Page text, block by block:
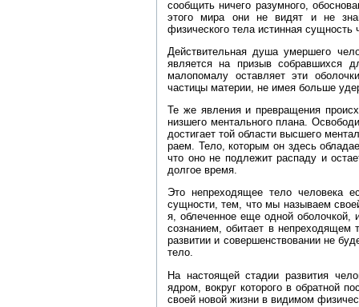
сообщить ничего разумного,
этого мира они не видят и не
физического тела истинная сущность
Действительная душа умершего
является на призыв собравшихся
малопомалу оставляет эти
частицы материи, не имея больше
Те же явления и превращения
низшего ментального плана.
достигает той области высшего
раем. Тело, которым он здесь
что оно не подлежит распаду и
долгое время.
Это непреходящее тело человека
сущности, тем, что мы называем
я, облеченное еще одной оболочкой,
сознанием, обитает в
развитии и совершенствовании не
тело.
На настоящей стадии развития
ядром, вокруг которого в обратной
своей новой жизни в видимом